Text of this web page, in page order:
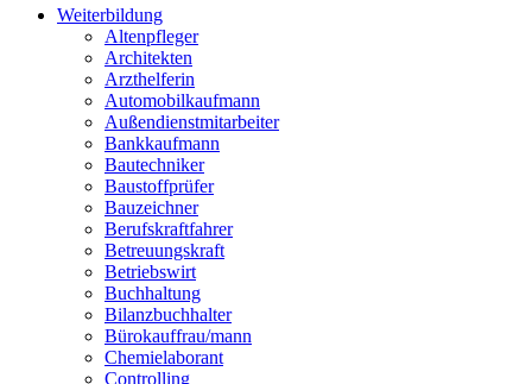
Weiterbildung
Altenpfleger
Architekten
Arzthelferin
Automobilkaufmann
Außendienstmitarbeiter
Bankkaufmann
Bautechniker
Baustoffprüfer
Bauzeichner
Berufskraftfahrer
Betreuungskraft
Betriebswirt
Buchhaltung
Bilanzbuchhalter
Bürokauffrau/mann
Chemielaborant
Controlling